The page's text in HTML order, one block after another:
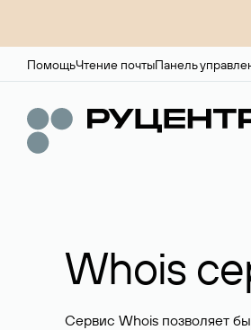
ПомощьЧтение почтыПанель
Whois
Сервис Whois позволяет